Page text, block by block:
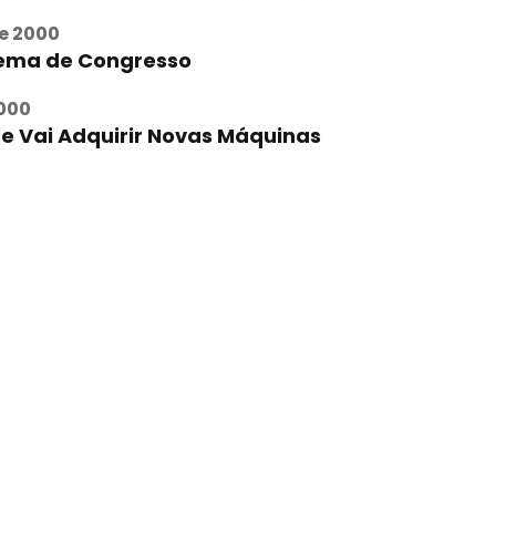
2000
de Congresso
Vai Adquirir Novas Máquinas